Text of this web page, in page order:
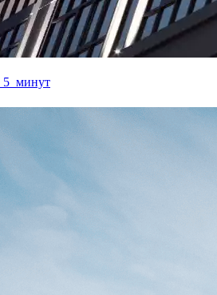
5 минут